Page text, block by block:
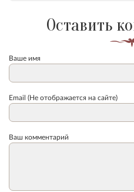
Оставить
Ваше имя
Email (Не отображается на сайте)
Ваш комментарий